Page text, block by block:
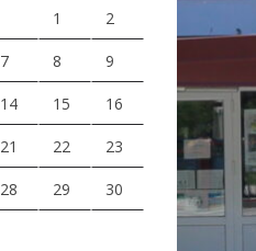
1 2
7 8 9
14 15 16
21 22 23
28 29 30